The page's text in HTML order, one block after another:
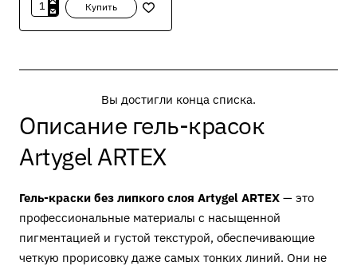
Описание гель-красок
Artygel ARTEX
Гель-краски без липкого слоя Artygel ARTEX — это
профессиональные материалы с насыщенной
пигментацией и густой текстурой, обеспечивающие
четкую прорисовку даже самых тонких линий. Они не
Artygel
060
мл
Купить
Вы достигли конца списка.